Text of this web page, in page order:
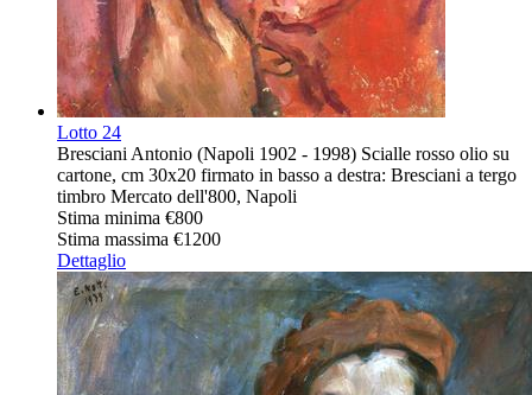
Lotto 24
Bresciani Antonio (Napoli 1902 - 1998) Scialle rosso olio su
cartone, cm 30x20 firmato in basso a destra: Bresciani a tergo
timbro Mercato dell'800, Napoli
Stima minima €800
Stima massima €1200
Dettaglio